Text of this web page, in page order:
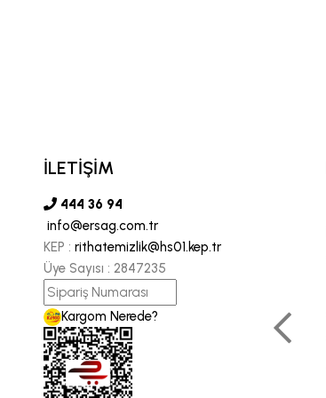
şirketimiz Ersağ' a
inancımızı
fazla enerjiyle
için çok önemlidir."
İLETİŞİM
444 36 94
info@ersag.com.tr
KEP : rithatemizlik@hs01.kep.tr
Üye Sayısı : 2847235
Kargom Nerede?